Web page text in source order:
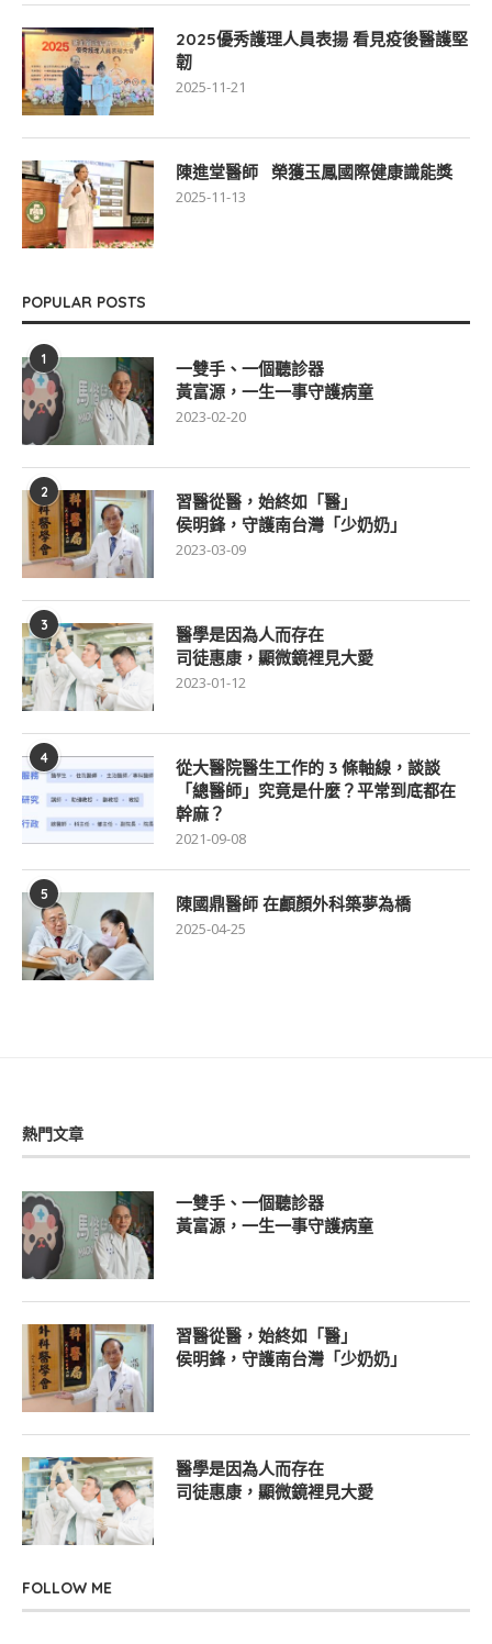
2025優秀護理人員表揚 看見疫後醫護堅
韌
2025-11-21
陳進堂醫師 榮獲玉鳳國際健康識能獎
2025-11-13
POPULAR POSTS
1
一雙手、一個聽診器
黃富源，一生一事守護病童
2023-02-20
2
習醫從醫，始終如「醫」
侯明鋒，守護南台灣「少奶奶」
2023-03-09
3
醫學是因為人而存在
司徒惠康，顯微鏡裡見大愛
2023-01-12
4
從大醫院醫生工作的 3 條軸線，談談
「總醫師」究竟是什麼？平常到底都在
幹麻？
2021-09-08
5 陳國鼎醫師 在顱顏外科築夢為橋
2025-04-25
熱門文章
一雙手、一個聽診器
黃富源，一生一事守護病童
習醫從醫，始終如「醫」
侯明鋒，守護南台灣「少奶奶」
醫學是因為人而存在
司徒惠康，顯微鏡裡見大愛
FOLLOW ME